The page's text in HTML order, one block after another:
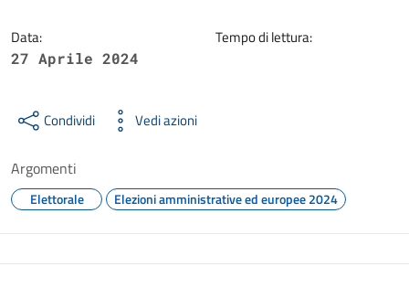
Data:
27 Aprile 2024
Tempo di lettura:
Condividi Vedi azioni
Argomenti
Elettorale Elezioni amministrative ed europee 2024